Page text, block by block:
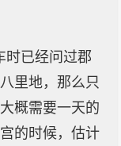
时已经问过郡
里地，那么只
概需要一天的
的时候，估计